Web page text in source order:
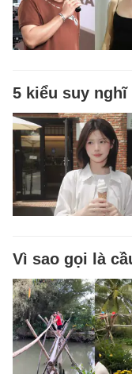
5 kiểu suy
Vì sao gọi là